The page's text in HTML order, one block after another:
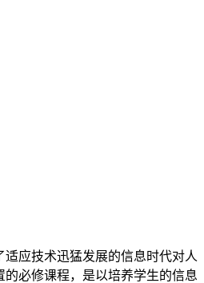
应技术迅猛发展的信息时代对人
必修课程，是以培养学生的信息